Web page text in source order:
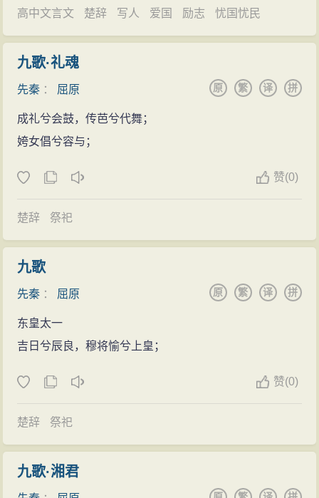
兴亡、人民的疾苦为念，希望楚王幡然悔悟，奋发图
强，做个中兴之主。他明知忠贞耿直会招致祸患，但却
始终“忍而不能舍也”；他明知自己面临着许许多多的危
险，在“楚材晋用”的时代完全可以去别国寻求出路，但他
及其“可与日月争光”的人格与意志。
屈原作品和神话有密切关系。许多虚幻的内容就是
承袭神话发展而来的。屈原又是关注现实的诗人，作品
政治最为深刻。
屈原作品的风貌和《诗经》明显不同。这与长江流
域的民风和黄河流域的民风不同有关。当时，北方早已
进入宗法社会，而楚地尚有氏族社会的遗风，民性强
志士爱国是如此直切，而使用的材料，又是如此丰富，
什么都可以奔入笔底。写人神之恋，写狂怪之士，写远
古历史传说，写与天神鬼怪游观，一切神都具有民间普
显得色泽艳丽，情思馥郁，气势奔放。这样的作品，表
现了与北方文学不同的特色。从体制上看，屈原以前的
诗歌，不管是《诗经》或南方民歌，大多是短篇，而屈
原发展为长篇巨制。《离骚》一篇就有2 400多字。在表
与之同列，争宠而心害其能。怀王使屈原造为宪令，屈
平属草稿未定。
关于屈原所任楚怀王左徒一职，古今学者多有解
释，现择其要者而举之：
1、张守节说：左徒是左右拾遗之类的官。唐·张守节
《史记正义·屈原列传》说：“左徒盖今左右拾遗之类。”但
遗实为言官，可以上书言事而无实权，唐代的拾遗官阶
活动不相称。陆侃如《屈原评传》说：“左徒是左右拾遗
之类的官，仅次于令尹。”
2、林庚说：左徒是太傅之类的官。林庚《民族诗人
屈原传》所附《四注·说左徒》一文中，在引《史记》关
于春申君为楚之亲信，任左徒再升令尹的记述后说：“左
徒所以说是宫廷的亲信，因为是亲信，所以侍从太子，
子之傅’。”
原》一书中说，据《史记·楚世家》：“考烈王以左徒为令
尹，封以吴，号春申君。”因此认为左徒之职似乎仅次于
地位最高的令尹，也许就是令尹的副职。
人生观是“全命避害，不受世患”。他以为屈原应像《诗·大
原不应“露才扬己，责数怀王，怨恶椒兰，愁神苦思，强
的神话传说融入作品中，多称昆仑、冥婚、宓妃虚无之
语，皆非法度之正，经义所在。
高中文言文 楚辞 写人 爱国 励志 忧国忧民
九歌·礼魂
先秦 ： 屈原 拼
译
繁
原
成礼兮会鼓，传芭兮代舞；
姱女倡兮容与；
赞(0)
楚辞 祭祀
九歌
先秦 ： 屈原 拼
译
繁
原
东皇太一
吉日兮辰良，穆将愉兮上皇；
赞(0)
楚辞 祭祀
九歌·湘君